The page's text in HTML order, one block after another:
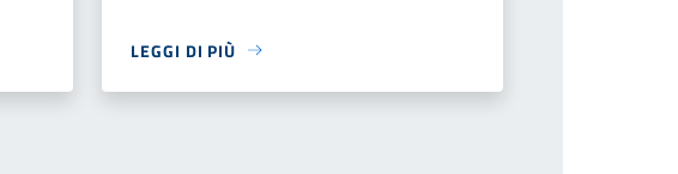
LEGGI DI PIÙ